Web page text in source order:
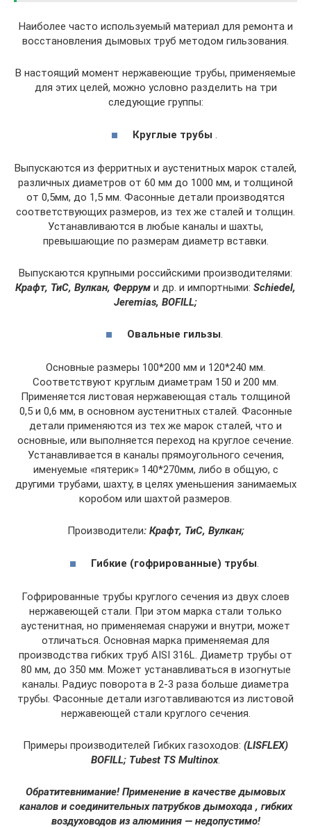
Наиболее часто используемый материал для ремонта и
восстановления дымовых труб методом гильзования.
В настоящий момент нержавеющие трубы, применяемые
для этих целей, можно условно разделить на три
следующие группы:
Круглые трубы
Выпускаются из ферритных и аустенитных марок сталей,
различных диаметров от 60 мм до 1000 мм, и толщиной
от 0,5мм, до 1,5 мм. Фасонные детали производятся
соответствующих размеров, из тех же сталей и толщин.
Устанавливаются в любые каналы и шахты,
превышающие по размерам диаметр вставки.
Выпускаются крупными российскими производителями:
Крафт, ТиС, Вулкан, Феррум и др. и импортными: Schiedel,
Jeremias, BOFILL;
Овальные гильзы.
Основные размеры 100*200 мм и 120*240 мм.
Соответствуют круглым диаметрам 150 и 200 мм.
Применяется листовая нержавеющая сталь толщиной
0,5 и 0,6 мм, в основном аустенитных сталей. Фасонные
детали применяются из тех же марок сталей, что и
основные, или выполняется переход на круглое сечение.
Устанавливается в каналы прямоугольного сечения,
именуемые «пятерик» 140*270мм, либо в общую, с
другими трубами, шахту, в целях уменьшения занимаемых
коробом или шахтой размеров.
Производители: Крафт, ТиС, Вулкан;
Гибкие (гофрированные) трубы
Гофрированные трубы круглого сечения из двух слоев
нержавеющей стали. При этом марка стали только
аустенитная, но применяемая снаружи и внутри, может
отличаться. Основная марка применяемая для
производства гибких труб AISI 316L. Диаметр трубы от
80 мм, до 350 мм. Может устанавливаться в изогнутые
каналы. Радиус поворота в 2-3 раза больше диаметра
трубы. Фасонные детали изготавливаются из листовой
нержавеющей стали круглого сечения.
Примеры производителей Гибких газоходов: (LISFLEX)
BOFILL; Tubest TS Multinox.
Обратитевнимание! Применение в качестве дымовых
каналов и соединительных патрубков дымохода , гибких
воздуховодов из алюминия — недопустимо!